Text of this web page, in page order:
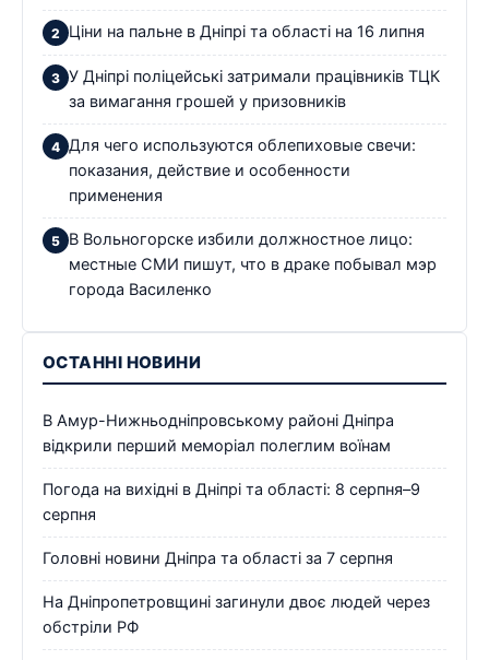
Ціни на пальне в Дніпрі та області на 16 липня
У Дніпрі поліцейські затримали працівників ТЦК
за вимагання грошей у призовників
Для чего используются облепиховые свечи:
показания, действие и особенности
применения
В Вольногорске избили должностное лицо:
местные СМИ пишут, что в драке побывал мэр
города Василенко
ОСТАННІ НОВИНИ
В Амур-Нижньодніпровському районі Дніпра
відкрили перший меморіал полеглим воїнам
Погода на вихідні в Дніпрі та області: 8 серпня–9
серпня
Головні новини Дніпра та області за 7 серпня
На Дніпропетровщині загинули двоє людей через
обстріли РФ